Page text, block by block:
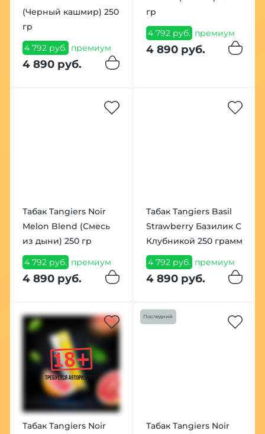
(Черный кашмир) 250
гр
4 792 руб. премиум
4 890 руб.
гр
4 792 руб. премиум
4 890 руб.
Табак Tangiers Noir
Melon Blend (Смесь
из дыни) 250 гр
4 792 руб. премиум
4 890 руб.
Табак Tangiers Basil
Strawberry Базилик С
Клубникой 250 грамм
4 792 руб. премиум
4 890 руб.
Табак Tangiers Noir
Последний
Табак Tangiers Noir